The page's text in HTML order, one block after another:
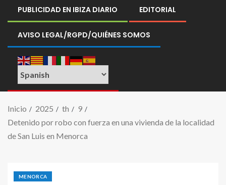
PUBLICIDAD EN IBIZA DIARIO EDITORIAL
AVISO LEGAL/RGPD/QUIÉNES SOMOS
Inicio 2025 th
9
Detenido por robo con fuerza en una vivienda de la localidad
de San Luis en Menorca
MENORCA